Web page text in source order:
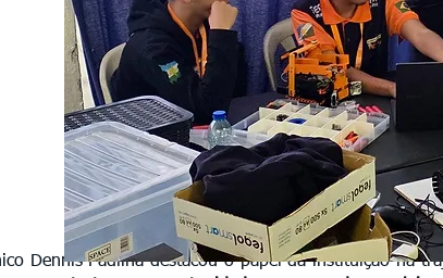
Dennis Padilha destacou o papel da instituição na